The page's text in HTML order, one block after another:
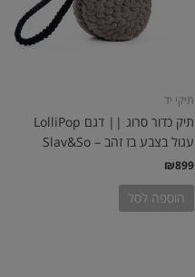
תיקי יד
תיק כדור סרוג || דגם LolliPop
עגול בצבע בז זהב – Slav&So
₪899
הוספה לסל